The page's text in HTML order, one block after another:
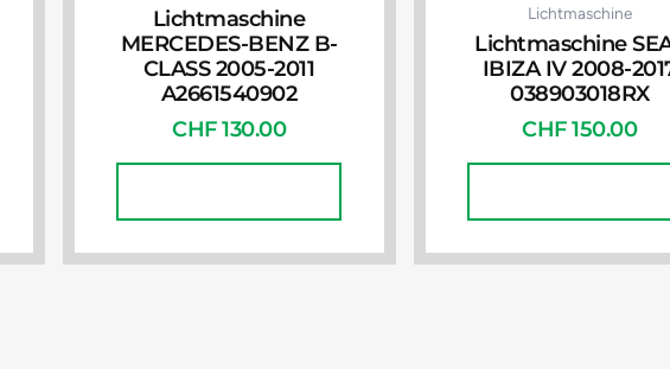
Lichtmaschine
MERCEDES-BENZ B-
CLASS 2005-2011
A2661540902
CHF130.00
Lichtmaschine
Lichtmaschine
IBIZA IV 2008-
038903018RX
CHF150.00